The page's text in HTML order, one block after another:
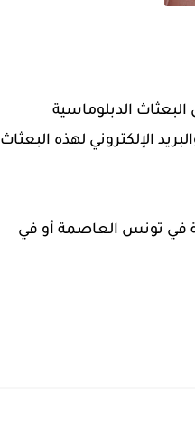
الدبلوماسية
الإلكتروني لهذه البعثاث
في تونس العاصمة أو في